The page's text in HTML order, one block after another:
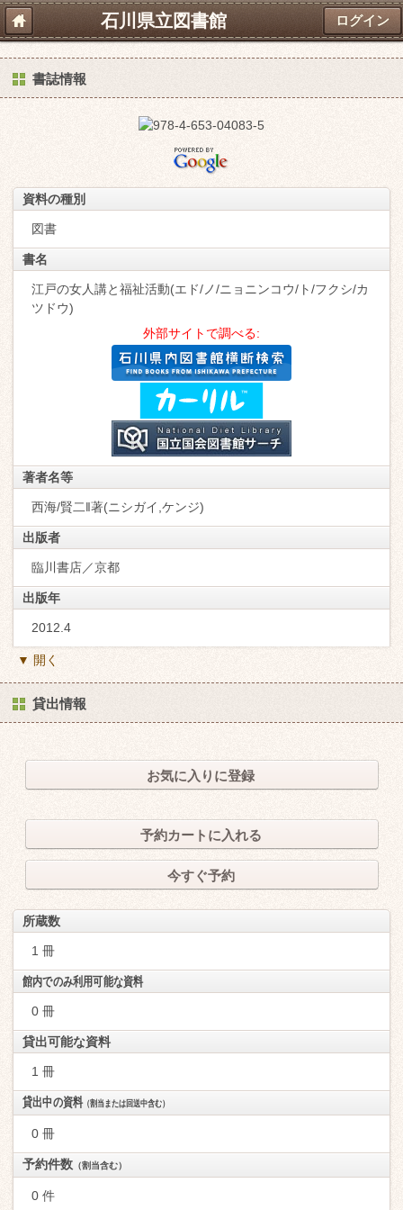
石川県立図書館 ログイン
書誌情報
資料の種別
図書
書名
江戸の女人講と福祉活動(エド/ノ/ニョニンコウ/ト/フクシ/カ
ツドウ)
外部サイトで調べる:
著者名等
西海/賢二‖著(ニシガイ,ケンジ)
出版者
臨川書店／京都
出版年
2012.4
▼ 開く
貸出情報
お気に入りに登録
予約カートに入れる
今すぐ予約
所蔵数
1 冊
館内でのみ利用可能な資料
0 冊
貸出可能な資料
1 冊
貸出中の資料（割当または回送中含む）
0 冊
予約件数 （割当含む）
0 件